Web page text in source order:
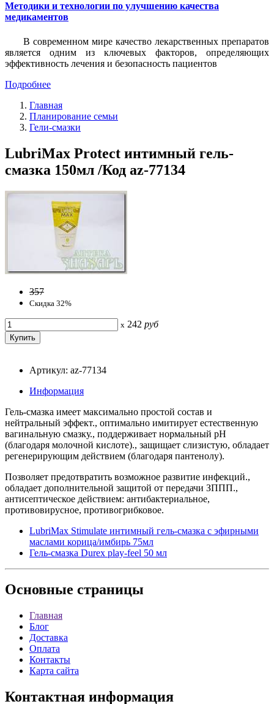
Методики и технологии по улучшению качества
медикаментов
В современном мире качество лекарственных препаратов
является одним из ключевых факторов, определяющих
эффективность лечения и безопасность пациентов
Подробнее
Главная
Планирование семьи
Гели-смазки
LubriMax Protect интимный гель-
смазка 150мл /Код az-77134
357
Скидка 32%
x 242 руб
Артикул: az-77134
Информация
Гель-смазка имеет максимально простой состав и
нейтральный эффект., оптимально имитирует естественную
вагинальную смазку., поддерживает нормальный рН
(благодаря молочной кислоте)., защищает слизистую, обладает
регенерирующим действием (благодаря пантенолу).
Позволяет предотвратить возможное развитие инфекций.,
обладает дополнительной защитой от передачи ЗППП.,
антисептическое действием: антибактериальное,
противовирусное, противогрибковое.
LubriMax Stimulate интимный гель-смазка с эфирными
маслами корица/имбирь 75мл
Гель-смазка Durex play-feel 50 мл
Основные страницы
Главная
Блог
Доставка
Оплата
Контакты
Карта сайта
Контактная информация